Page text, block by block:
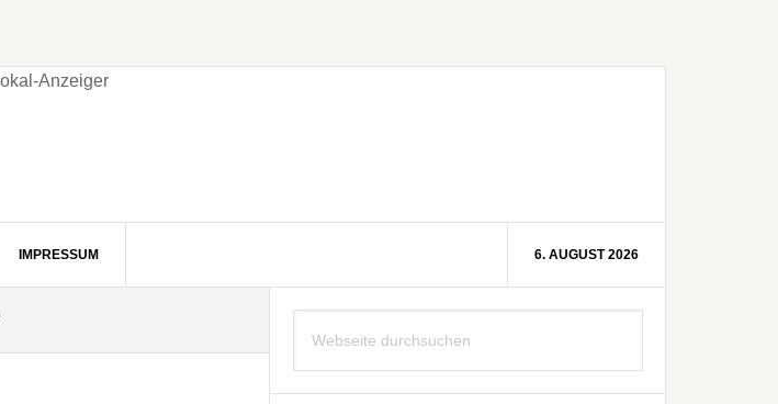
IMPRESSUM 6. AUGUST 2026
Seitenspalte
durchsuchen